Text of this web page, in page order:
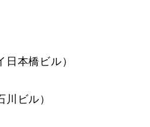
本橋ビル）
ビル）